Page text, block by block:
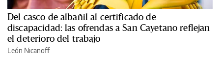
Del casco de albañil al certificado de
discapacidad: las ofrendas a San Cayetano reflejan
el deterioro del trabajo
León Nicanoff